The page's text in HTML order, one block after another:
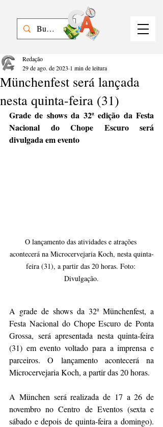
Münchenfest será lançada
nesta quinta-feira (31)
Redação
29 de ago. de 2023 1 min de leitura
Grade de shows da 32ª edição da Festa
Nacional do Chope Escuro será
divulgada em evento
O lançamento das atividades e atrações
acontecerá na Microcervejaria Koch, nesta quinta-
feira (31), a partir das 20 horas. Foto:
Divulgação.
A grade de shows da 32ª Münchenfest, a
Festa Nacional do Chope Escuro de Ponta
Grossa, será apresentada nesta quinta-feira
(31) em evento voltado para a imprensa e
parceiros. O lançamento acontecerá na
Microcervejaria Koch, a partir das 20 horas.
A München será realizada de 17 a 26 de
novembro no Centro de Eventos (sexta e
sábado e depois de quinta-feira a domingo).